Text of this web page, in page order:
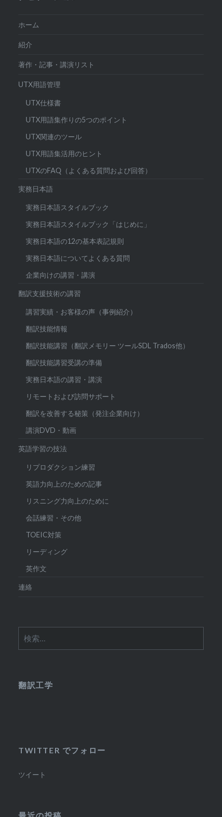
ホーム
紹介
著作・記事・講演リスト
UTX用語管理
UTX仕様書
UTX用語集作りの5つのポイント
UTX関連のツール
UTX用語集活用のヒント
UTXのFAQ（よくある質問および回答）
実務日本語
実務日本語スタイルブック
実務日本語スタイルブック「はじめに」
実務日本語の12の基本表記規則
実務日本語についてよくある質問
企業向けの講習・講演
翻訳支援技術の講習
講習実績・お客様の声（事例紹介）
翻訳技能情報
翻訳技能講習（翻訳メモリー ツールSDL Trados他）
翻訳技能講習受講の準備
実務日本語の講習・講演
リモートおよび訪問サポート
翻訳を改善する秘策（発注企業向け）
講演DVD・動画
英語学習の技法
リプロダクション練習
英語力向上のための記事
リスニング力向上のために
会話練習・その他
TOEIC対策
リーディング
英作文
連絡
索:
翻訳工学
TWITTER でフォロー
ツイート